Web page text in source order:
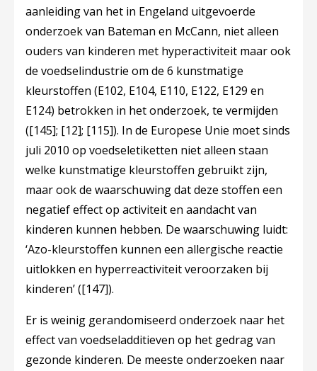
aanleiding van het in Engeland uitgevoerde
onderzoek van Bateman en McCann, niet alleen
ouders van kinderen met hyperactiviteit maar ook
de voedselindustrie om de 6 kunstmatige
kleurstoffen (E102, E104, E110, E122, E129 en
E124) betrokken in het onderzoek, te vermijden
([145]; [12]; [115]). In de Europese Unie moet sinds
juli 2010 op voedseletiketten niet alleen staan
welke kunstmatige kleurstoffen gebruikt zijn,
maar ook de waarschuwing dat deze stoffen een
negatief effect op activiteit en aandacht van
kinderen kunnen hebben. De waarschuwing luidt:
‘Azo-kleurstoffen kunnen een allergische reactie
uitlokken en hyperreactiviteit veroorzaken bij
kinderen’ ([147]).
Er is weinig gerandomiseerd onderzoek naar het
effect van voedseladditieven op het gedrag van
gezonde kinderen. De meeste onderzoeken naar